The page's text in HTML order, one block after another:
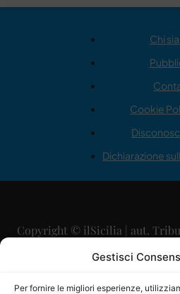
Gestisci
Per fornire le migliori esperienze,
Chi
Cookie
Dichiarazione
Copyright © ilSicilia | aut.
29/09/2015